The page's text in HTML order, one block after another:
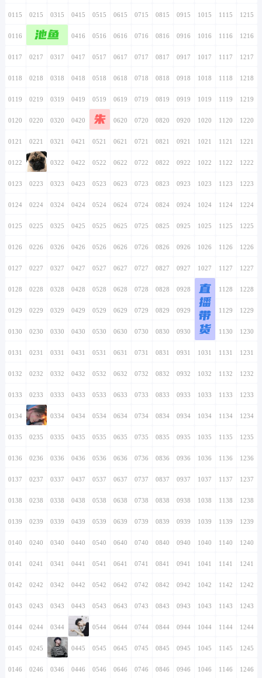
0115 0215 0315 0415 0515 0615 0715 0815 0915 1015 1115 1215
0116 0216
池鱼
0316 0416 0516 0616 0716 0816 0916 1016 1116 1216
0117 0217 0317 0417 0517 0617 0717 0817 0917 1017 1117 1217
0118 0218 0318 0418 0518 0618 0718 0818 0918 1018 1118 1218
0119 0219 0319 0419 0519 0619 0719 0819 0919 1019 1119 1219
0120 0220 0320 0420 0520
朱 0620 0720 0820 0920 1020 1120 1220
0121 0221 0321 0421 0521 0621 0721 0821 0921 1021 1121 1221
0122 0222 0322 0422 0522 0622 0722 0822 0922 1022 1122 1222
0123 0223 0323 0423 0523 0623 0723 0823 0923 1023 1123 1223
0124 0224 0324 0424 0524 0624 0724 0824 0924 1024 1124 1224
0125 0225 0325 0425 0525 0625 0725 0825 0925 1025 1125 1225
0126 0226 0326 0426 0526 0626 0726 0826 0926 1026 1126 1226
0127 0227 0327 0427 0527 0627 0727 0827 0927 1027 1127 1227
0128 0228 0328 0428 0528 0628 0728 0828 0928 1028
直
播
带
货
1128 1228
0129 0229 0329 0429 0529 0629 0729 0829 0929 1029 1129 1229
0130 0230 0330 0430 0530 0630 0730 0830 0930 1030 1130 1230
0131 0231 0331 0431 0531 0631 0731 0831 0931 1031 1131 1231
0132 0232 0332 0432 0532 0632 0732 0832 0932 1032 1132 1232
0133 0233 0333 0433 0533 0633 0733 0833 0933 1033 1133 1233
0134 0234 0334 0434 0534 0634 0734 0834 0934 1034 1134 1234
0135 0235 0335 0435 0535 0635 0735 0835 0935 1035 1135 1235
0136 0236 0336 0436 0536 0636 0736 0836 0936 1036 1136 1236
0137 0237 0337 0437 0537 0637 0737 0837 0937 1037 1137 1237
0138 0238 0338 0438 0538 0638 0738 0838 0938 1038 1138 1238
0139 0239 0339 0439 0539 0639 0739 0839 0939 1039 1139 1239
0140 0240 0340 0440 0540 0640 0740 0840 0940 1040 1140 1240
0141 0241 0341 0441 0541 0641 0741 0841 0941 1041 1141 1241
0142 0242 0342 0442 0542 0642 0742 0842 0942 1042 1142 1242
0143 0243 0343 0443 0543 0643 0743 0843 0943 1043 1143 1243
0144 0244 0344 0444 0544 0644 0744 0844 0944 1044 1144 1244
0145 0245 0345 0445 0545 0645 0745 0845 0945 1045 1145 1245
0146 0246 0346 0446 0546 0646 0746 0846 0946 1046 1146 1246